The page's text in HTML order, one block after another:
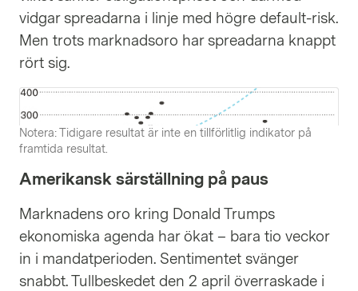
vidgar spreadarna i linje med högre default-risk.
Men trots marknadsoro har spreadarna knappt
rört sig.
Notera: Tidigare resultat är inte en tillförlitlig indikator på
framtida resultat.
Amerikansk särställning på paus
Marknadens oro kring Donald Trumps
ekonomiska agenda har ökat – bara tio veckor
in i mandatperioden. Sentimentet svänger
snabbt. Tullbeskedet den 2 april överraskade i